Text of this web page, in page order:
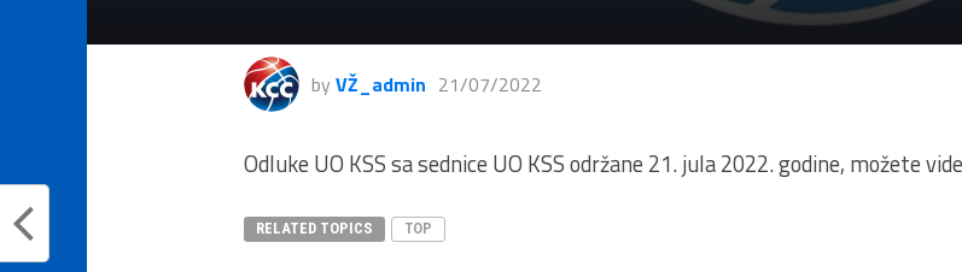
by VŽ_admin 21/07/2022
Odluke UO KSS sa sednice UO KSS održane 21. jula 2022. godine, možete
RELATED TOPICS TOP